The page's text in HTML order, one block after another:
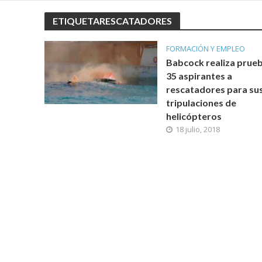
ETIQUETARESCATADORES
FORMACIÓN Y EMPLEO
Babcock realiza
35 aspirantes a
rescatadores para
tripulaciones de
helicópteros
18 julio, 2018